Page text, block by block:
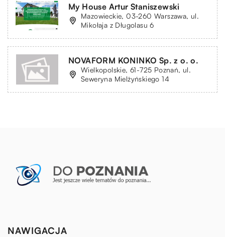
My House Artur Staniszewski
Mazowieckie, 03-260 Warszawa, ul.
Mikołaja z Długolasu 6
NOVAFORM KONINKO Sp. z o. o.
Wielkopolskie, 61-725 Poznań, ul.
Seweryna Mielżyńskiego 14
NAWIGACJA